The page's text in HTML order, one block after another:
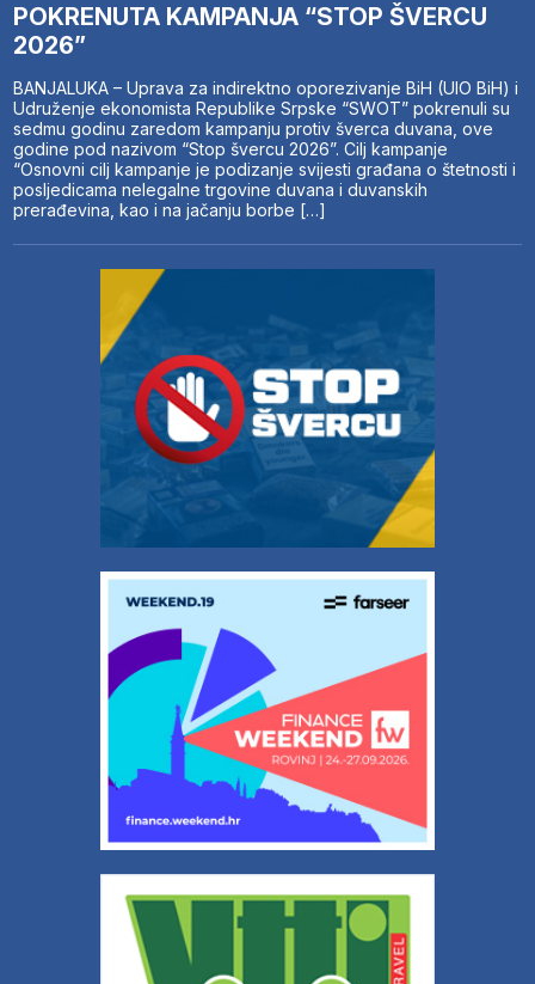
POKRENUTA KAMPANJA “STOP ŠVERCU
2026”
BANJALUKA – Uprava za indirektno oporezivanje BiH (UIO BiH) i
Udruženje ekonomista Republike Srpske “SWOT” pokrenuli su
sedmu godinu zaredom kampanju protiv šverca duvana, ove
godine pod nazivom “Stop švercu 2026”. Cilj kampanje
“Osnovni cilj kampanje je podizanje svijesti građana o štetnosti i
posljedicama nelegalne trgovine duvana i duvanskih
prerađevina, kao i na jačanju borbe […]